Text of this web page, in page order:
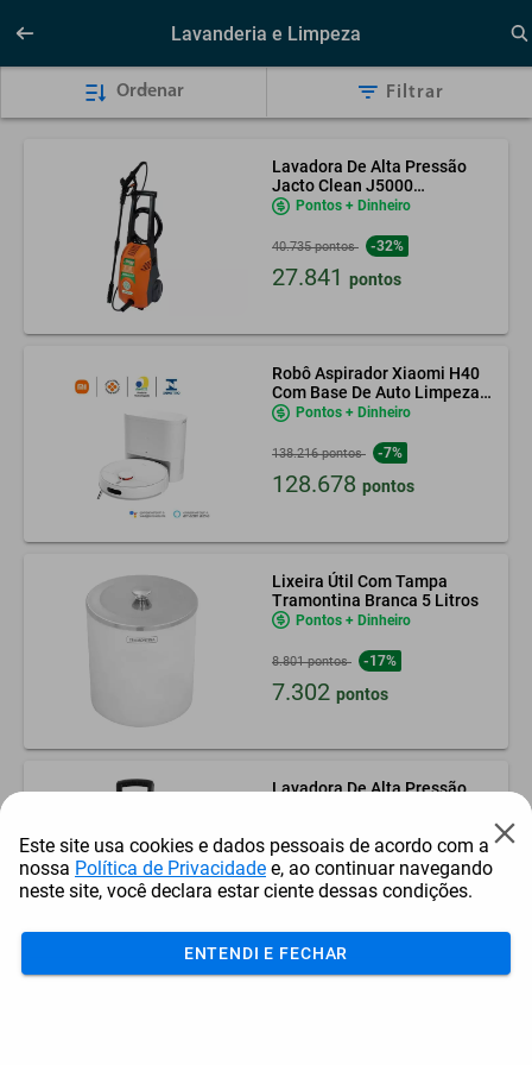
Lavanderia e Limpeza
Ordenar Filtrar
Lavadora De Alta Pressão
Jacto Clean J5000
Residencial 1300W
Pontos + Dinheiro
40.735 pontos -32%
27.841 pontos
Robô Aspirador Xiaomi H40
Com Base De Auto Limpeza
127VPontos + Dinheiro
138.216 pontos -7%
128.678 pontos
Lixeira Útil Com Tampa
Tramontina Branca 5 Litros
Pontos + Dinheiro
8.801 pontos -17%
7.302 pontos
Lavadora De Alta Pressão
28.751 pontos -20%
23.061pontos
Este site usa cookies e dados pessoais de acordo com a
nossa Política de Privacidade e, ao continuar navegando
neste site, você declara estar ciente dessas condições.
ENTENDI E FECHAR